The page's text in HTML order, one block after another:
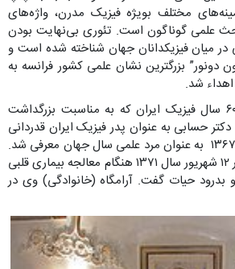
مختلف بویژه فیزیک مدرن، واژه‌های
علمی گوناگون است. تئوری بی‌نهایت بودن
در میان فیزیکدانان جهان شناخته شده است و
دونور” بزرگترین نشان علمی کشور فرانسه به
شد.
در سال ‪ ۱۳۶۶‬در کنگره ‪ ۶۰‬سال فیزیک ایران که به مناسبت بزرگداشت
حسابی به عنوان پدر فیزیک ایران قدردانی
به عمل آمد. وی در سال ‪ ۱۳۶۷‬ به عنوان مرد علمی سال جهان ‬معرفی شد.
پرفسور محمود حسابی در ‪ ۱۲‬شهریور سال ‪ ۱۳۷۱‬هنگام معالجه بیماری قلبی
بدرود حیات گفت. آرامگاه (خانوادگی) وی در